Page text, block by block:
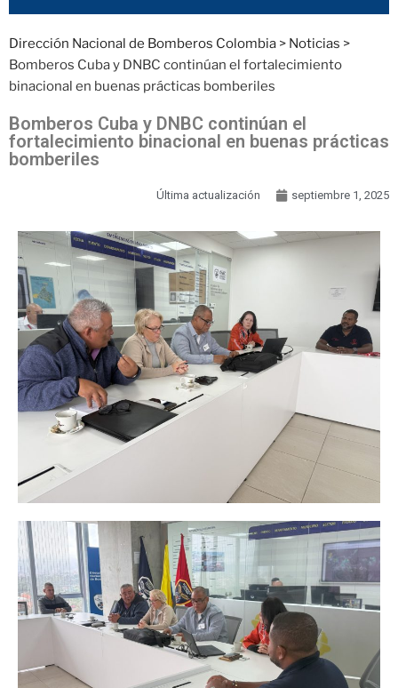
Dirección Nacional de Bomberos Colombia > Noticias >
Bomberos Cuba y DNBC continúan el fortalecimiento
binacional en buenas prácticas bomberiles
Bomberos Cuba y DNBC continúan el
fortalecimiento binacional en buenas prácticas
bomberiles
Última actualización septiembre 1, 2025